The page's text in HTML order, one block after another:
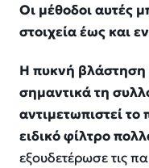
Οι μέθοδοι αυτές
στοιχεία έως και
Η πυκνή βλάστηση
σημαντικά τη
αντιμετωπιστεί
ειδικό φίλτρο
εξουδετέρωσε τις